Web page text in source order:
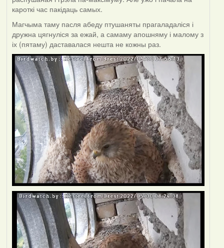
кароткі час пакідаць самых.
Магчыма таму пасля абеду птушаняты прагаладаліся і
дружна цягнуліся за ежай, а самаму апошняму і малому з
іх (пятаму) даставалася нешта не кожны раз.